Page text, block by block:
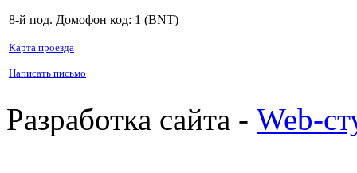
8-й под. Домофон код: 1 (BNT)
Карта проезда
Написать письмо
Разработка сайта - Web-